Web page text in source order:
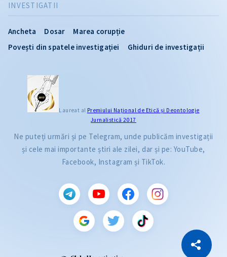
Copiază Link
INVESTIGATII
Ancheta Dosar
Marea corupție
Povești din spatele investigației
Ghiduri de investigații
Laureat al Premiului Naţional de Etică și Deontologie
Jurnalistică 2017
Ne puteți urmări și pe Telegram, unde publicăm investigații
și cele mai importante știri ale zilei, dar și pe: YouTube,
Facebook, Instagram și TikTok.